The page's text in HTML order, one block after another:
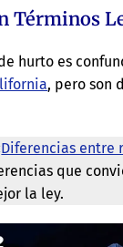
Términos
hurto es
, pero son
Diferencias entre
que
la ley.